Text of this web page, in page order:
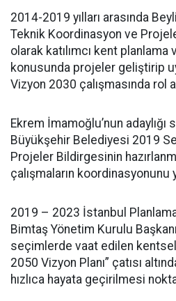
2014-2019 yılları arasında
Teknik Koordinasyon ve
olarak katılımcı kent planlama
konusunda projeler geliştirip
Vizyon 2030 çalışmasında rol
Ekrem İmamoğlu’nun adaylığı
Büyükşehir Belediyesi 2019
Projeler Bildirgesinin
çalışmaların koordinasyonunu
2019 – 2023 İstanbul Planlama
Bimtaş Yönetim Kurulu
seçimlerde vaat edilen kentsel
2050 Vizyon Planı” çatısı
hızlıca hayata geçirilmesi